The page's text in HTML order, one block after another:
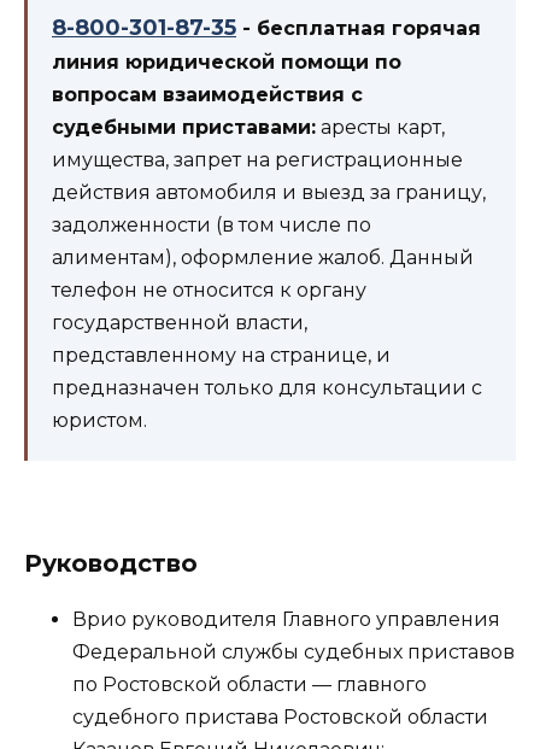
8-800-301-87-35 - бесплатная горячая
линия юридической помощи по
вопросам взаимодействия с
судебными приставами: аресты карт,
имущества, запрет на регистрационные
действия автомобиля и выезд за границу,
задолженности (в том числе по
алиментам), оформление жалоб. Данный
телефон не относится к органу
государственной власти,
представленному на странице, и
предназначен только для консультации с
юристом.
Руководство
Врио руководителя Главного управления
Федеральной службы судебных приставов
по Ростовской области — главного
судебного пристава Ростовской области